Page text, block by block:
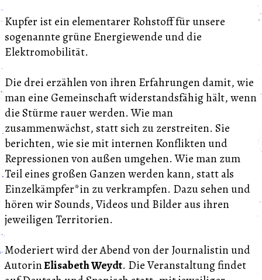
Kupfer ist ein elementarer Rohstoff für unsere
sogenannte grüne Energiewende und die
Elektromobilität.
Die drei erzählen von ihren Erfahrungen damit, wie
man eine Gemeinschaft widerstandsfähig hält, wenn
die Stürme rauer werden. Wie man
zusammenwächst, statt sich zu zerstreiten. Sie
berichten, wie sie mit internen Konflikten und
Repressionen von außen umgehen. Wie man zum
Teil eines großen Ganzen werden kann, statt als
Einzelkämpfer*in zu verkrampfen. Dazu sehen und
hören wir Sounds, Videos und Bilder aus ihren
jeweiligen Territorien.
Moderiert wird der Abend von der Journalistin und
AutorinElisabeth Weydt. Die Veranstaltung findet